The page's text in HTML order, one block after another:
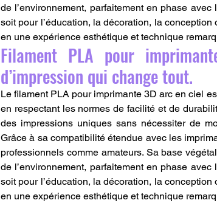
de l’environnement, parfaitement en phase
soit pour l’éducation, la décoration, la
en une expérience esthétique et technique
Filament PLA pour
d’impression qui change tout.
Le filament PLA pour imprimante 3D arc en ciel
en respectant les normes de facilité et de
des impressions uniques sans nécessiter de
Grâce à sa compatibilité étendue avec les
professionnels comme amateurs. Sa base
de l’environnement, parfaitement en phase
soit pour l’éducation, la décoration, la
en une expérience esthétique et technique